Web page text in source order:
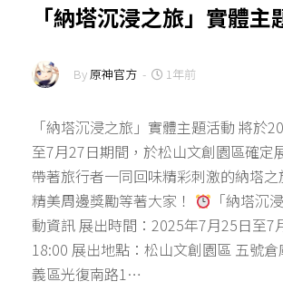
「納塔沉浸之旅」實體主
By原神官方 - 1年前
「納塔沉浸之旅」實體主題活動 將於
至7月27日期間，於松山文創園區確定
帶著旅行者一同回味精彩刺激的納塔
精美周邊獎勵等著大家！
「納塔沉
動資訊 展出時間：2025年7月25日至7
18:00 展出地點：松山文創園區 五號
義區光復南路1…